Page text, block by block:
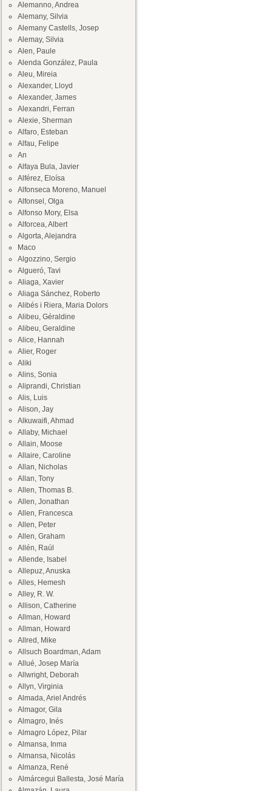
Alemanno, Andrea
Alemany, Silvia
Alemany Castells, Josep
Alemay, Silvia
Alen, Paule
Alenda González, Paula
Aleu, Mireia
Alexander, Lloyd
Alexander, James
Alexandri, Ferran
Alexie, Sherman
Alfaro, Esteban
Alfau, Felipe
An
Alfaya Bula, Javier
Alférez, Eloísa
Alfonseca Moreno, Manuel
Alfonsel, Olga
Alfonso Mory, Elsa
Alforcea, Albert
Algorta, Alejandra
Maco
Algozzino, Sergio
Algueró, Tavi
Aliaga, Xavier
Aliaga Sánchez, Roberto
Alibés i Riera, Maria Dolors
Alibeu, Géraldine
Alibeu, Geraldine
Alice, Hannah
Alier, Roger
Aliki
Alins, Sonia
Aliprandi, Christian
Alis, Luis
Alison, Jay
Alkuwaifi, Ahmad
Allaby, Michael
Allain, Moose
Allaire, Caroline
Allan, Nicholas
Allan, Tony
Allen, Thomas B.
Allen, Jonathan
Allen, Francesca
Allen, Peter
Allen, Graham
Allén, Raúl
Allende, Isabel
Allepuz, Anuska
Alles, Hemesh
Alley, R. W.
Allison, Catherine
Allman, Howard
Allman, Howard
Allred, Mike
Allsuch Boardman, Adam
Allué, Josep María
Allwright, Deborah
Allyn, Virginia
Almada, Ariel Andrés
Almagor, Gila
Almagro, Inés
Almagro López, Pilar
Almansa, Inma
Almansa, Nicolás
Almanza, René
Almárcegui Ballesta, José María